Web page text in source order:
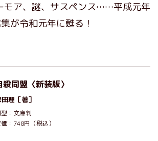
モア、謎、サスペンス……平成元年
が令和元年に甦る！
殺同盟〈新装版〉
田理 ［著］
：文庫判
：748円（税込）